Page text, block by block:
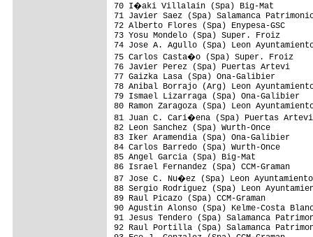
70 I�aki Villalain (Spa) Big-Mat
71 Javier Saez (Spa) Salamanca
72 Alberto Flores (Spa) Enypesa-GSC
73 Yosu Mondelo (Spa) Super. Froiz
74 Jose A. Agullo (Spa) Leon
75 Carlos Casta�o (Spa) Super. Froiz
76 Javier Perez (Spa) Puertas Artevi
77 Gaizka Lasa (Spa) Ona-Galibier
78 Anibal Borrajo (Arg) Leon
79 Ismael Lizarraga (Spa) Ona-
80 Ramon Zaragoza (Spa) Leon
81 Juan C. Cari�ena (Spa) Puertas
82 Leon Sanchez (Spa) Wurth-Once
83 Iker Aramendia (Spa) Ona-Galibier
84 Carlos Barredo (Spa) Wurth-Once
85 Angel Garcia (Spa) Big-Mat
86 Israel Fernandez (Spa) CCM-
87 Jose C. Nu�ez (Spa) Leon
88 Sergio Rodriguez (Spa) Leon
89 Raul Picazo (Spa) CCM-Graman
90 Agustin Alonso (Spa) Kelme-Costa
91 Jesus Tendero (Spa) Salamanca
92 Raul Portilla (Spa) Salamanca